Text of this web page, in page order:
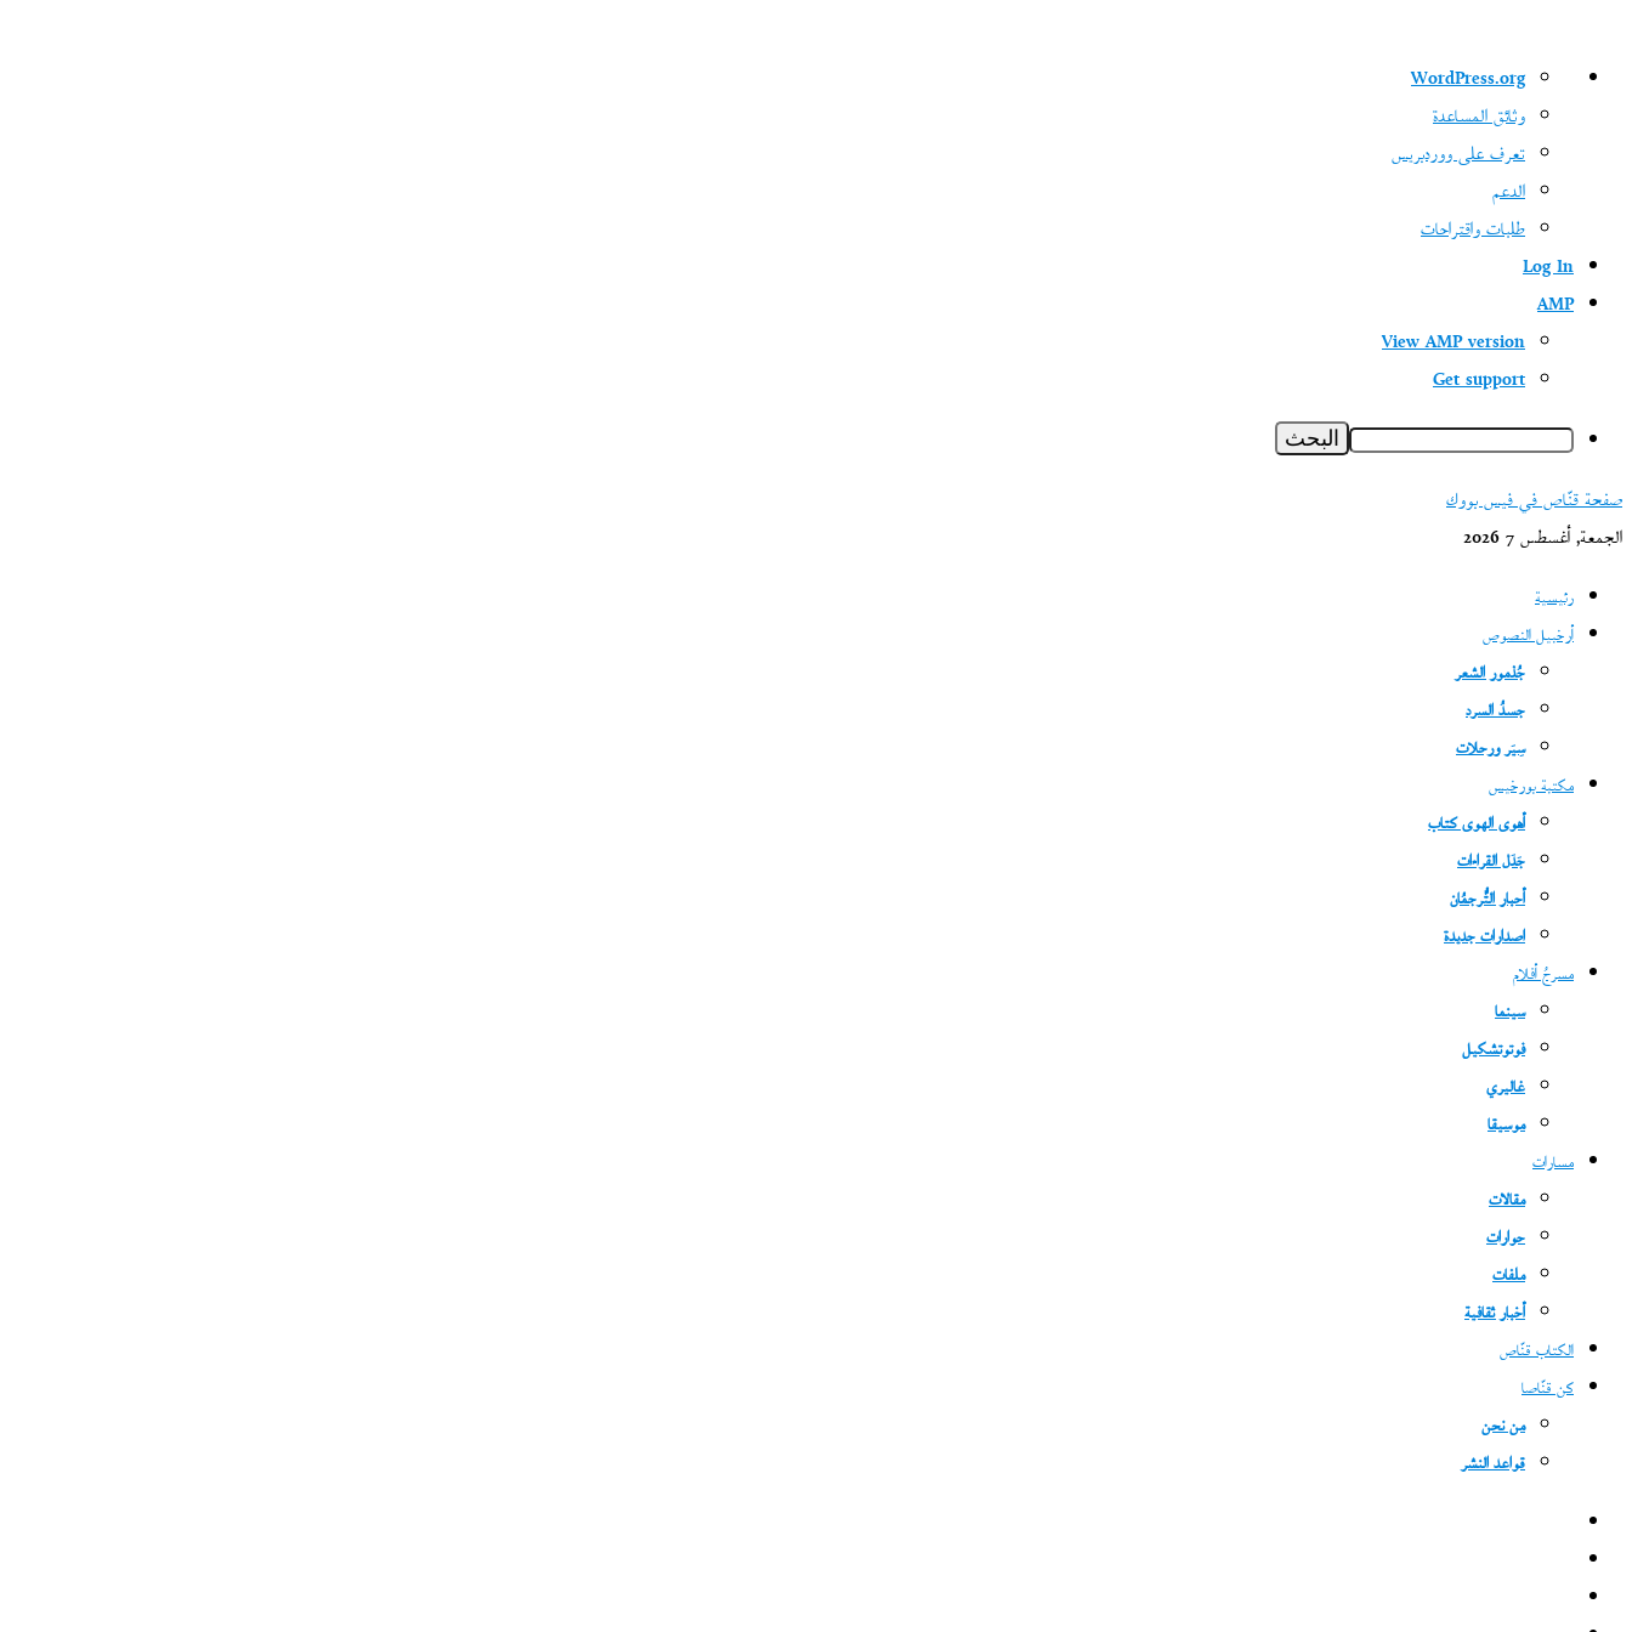
ووردبريس
WordPress.org
وثائق المساعدة
تعرف على ووردبريس
الدعم
طلبات واقتراحات
Log In
AMP
View AMP version
Get support
البحث
صفحة قنّاص في فيس بووك
الجمعة, أغسطس 7 2026
رئيسية
أرخبيل النصوص
جُذمور الشعر
جسدُ السرد
سِيَر ورحلات
مكتبة بورخيس
أهوى الهوى كتاب
جَدَل القراءات
أحبار التُّرجمُان
اصدارات جديدة
مسرحُ أفلام
سينما
فوتوتشكيل
غاليري
موسيقا
مسارات
مقالات
حوارات
ملفات
أخبار ثقافية
الكتاب قنّاص
كن قنّاصا
من نحن
قواعد النشر